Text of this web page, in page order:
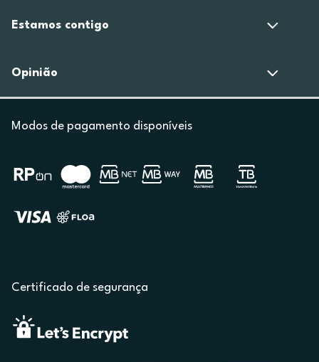
Estamos contigo
Opinião
Modos de pagamento disponíveis
Certificado de segurança